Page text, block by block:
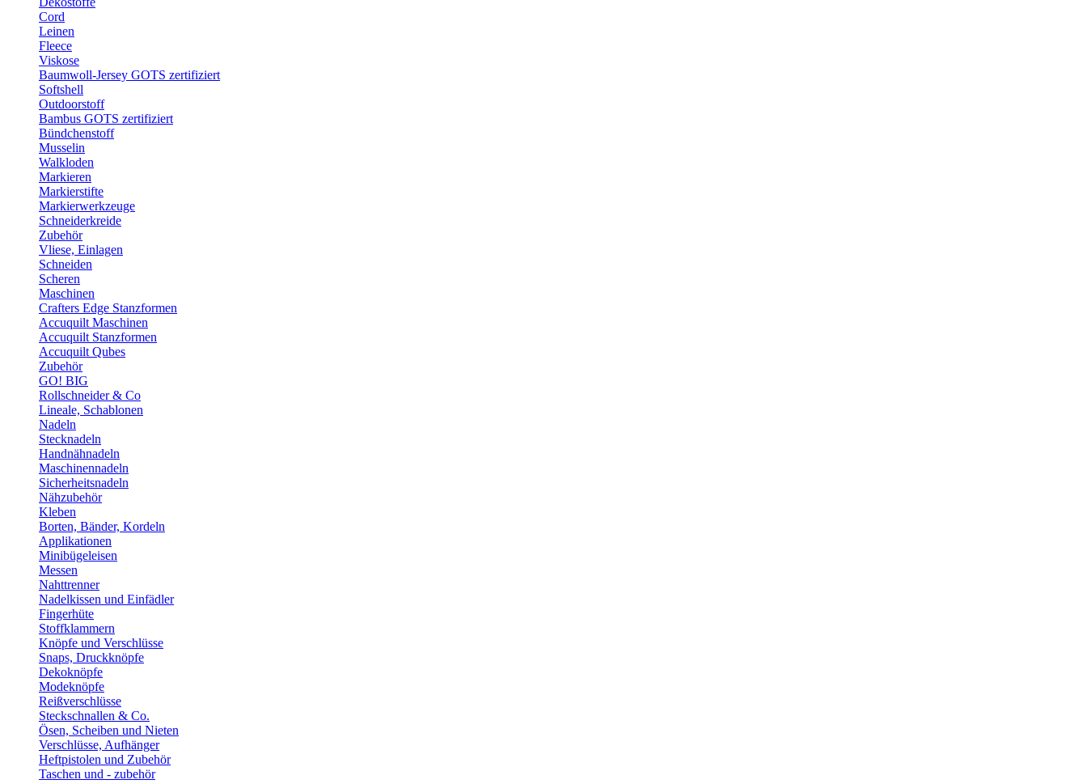
Cord
Leinen
Fleece
Viskose
Baumwoll-Jersey GOTS zertifiziert
Softshell
Outdoorstoff
Bambus GOTS zertifiziert
Bündchenstoff
Musselin
Walkloden
Markieren
Markierstifte
Markierwerkzeuge
Schneiderkreide
Zubehör
Vliese, Einlagen
Schneiden
Scheren
Maschinen
Crafters Edge Stanzformen
Accuquilt Maschinen
Accuquilt Stanzformen
Accuquilt Qubes
Zubehör
GO! BIG
Rollschneider & Co
Lineale, Schablonen
Nadeln
Stecknadeln
Handnähnadeln
Maschinennadeln
Sicherheitsnadeln
Nähzubehör
Kleben
Borten, Bänder, Kordeln
Applikationen
Minibügeleisen
Messen
Nahttrenner
Nadelkissen und Einfädler
Fingerhüte
Stoffklammern
Knöpfe und Verschlüsse
Snaps, Druckknöpfe
Dekoknöpfe
Modeknöpfe
Reißverschlüsse
Steckschnallen & Co.
Ösen, Scheiben und Nieten
Verschlüsse, Aufhänger
Heftpistolen und Zubehör
Taschen und - zubehör